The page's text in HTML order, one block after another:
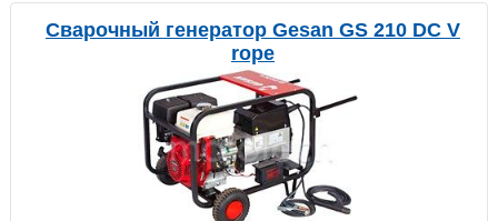
Сварочный генератор Gesan GS 210 DC V
rope